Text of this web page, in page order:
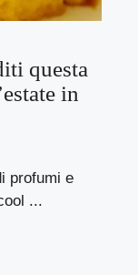
questa
in
profumi e
...